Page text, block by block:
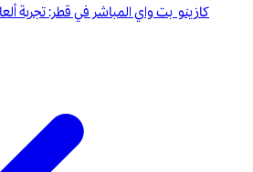
كازينو بت واي المباشر في قطر: تجربة